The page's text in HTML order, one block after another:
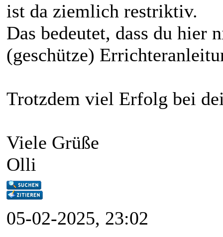
ist da ziemlich restriktiv.
Das bedeutet, dass du hier
(geschütze)
Trotzdem viel Erfolg bei
Viele Grüße
Olli
05-02-2025, 23:02